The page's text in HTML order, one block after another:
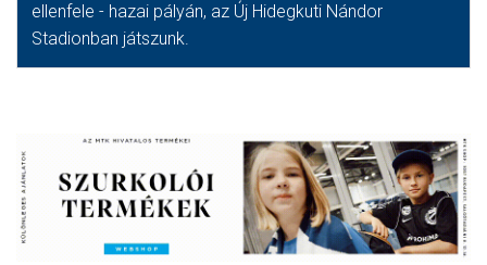
ellenfele - hazai pályán, az Új Hidegkuti Nándor
Stadionban játszunk.